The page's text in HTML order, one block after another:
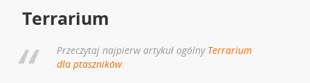
Terrarium
Przeczytaj najpierw artykuł ogólny Terrarium
dla ptaszników.